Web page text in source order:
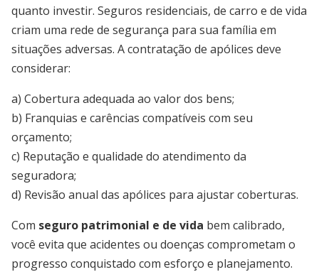
quanto investir. Seguros residenciais, de carro e de vida
criam uma rede de segurança para sua família em
situações adversas. A contratação de apólices deve
considerar:
a) Cobertura adequada ao valor dos bens;
b) Franquias e carências compatíveis com seu
orçamento;
c) Reputação e qualidade do atendimento da
seguradora;
d) Revisão anual das apólices para ajustar coberturas.
Com seguro patrimonial e de vida bem calibrado,
você evita que acidentes ou doenças comprometam o
progresso conquistado com esforço e planejamento.